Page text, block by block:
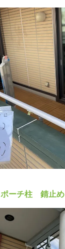
ポーチ柱 錆止め